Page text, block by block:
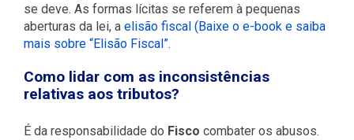
se deve. As formas lícitas se referem à pequenas
aberturas da lei, a elisão fiscal (Baixe o e-book e saiba
mais sobre “Elisão Fiscal”.
Como lidar com as inconsistências
relativas aos tributos?
É da responsabilidade do Fisco combater os abusos.